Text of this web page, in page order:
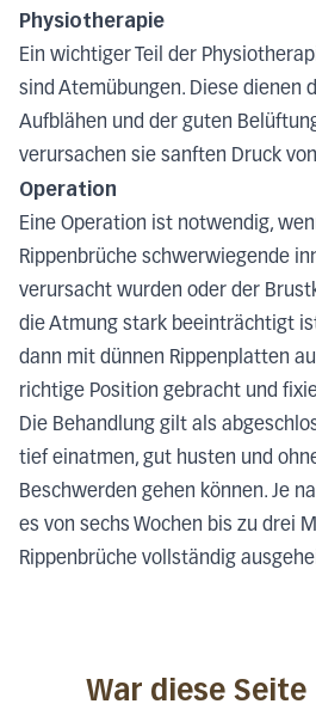
Physiotherapie
Ein wichtiger Teil der
sind Atemübungen. Diese dienen
Aufblähen und der guten
verursachen sie sanften Druck
Operation
Eine Operation ist notwendig,
Rippenbrüche schwerwiegende
verursacht wurden oder der
die Atmung stark beeinträchtigt
dann mit dünnen Rippenplatten
richtige Position gebracht und
Die Behandlung gilt als
tief einatmen, gut husten und
Beschwerden gehen können. Je
es von sechs Wochen bis zu drei
Rippenbrüche vollständig
War diese